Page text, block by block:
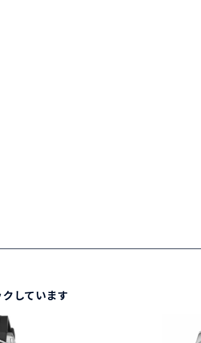
しています